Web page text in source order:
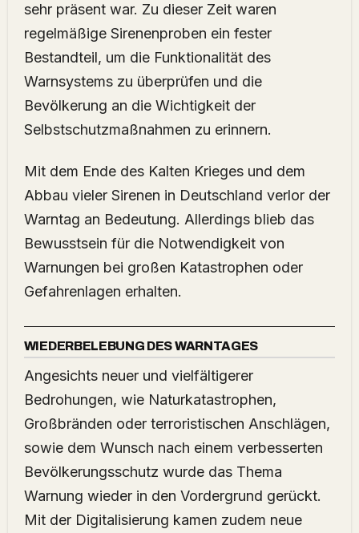
sehr präsent war. Zu dieser Zeit waren
regelmäßige Sirenenproben ein fester
Bestandteil, um die Funktionalität des
Warnsystems zu überprüfen und die
Bevölkerung an die Wichtigkeit der
Selbstschutzmaßnahmen zu erinnern.
Mit dem Ende des Kalten Krieges und dem
Abbau vieler Sirenen in Deutschland verlor der
Warntag an Bedeutung. Allerdings blieb das
Bewusstsein für die Notwendigkeit von
Warnungen bei großen Katastrophen oder
Gefahrenlagen erhalten.
WIEDERBELEBUNG DES WARNTAGES
Angesichts neuer und vielfältigerer
Bedrohungen, wie Naturkatastrophen,
Großbränden oder terroristischen Anschlägen,
sowie dem Wunsch nach einem verbesserten
Bevölkerungsschutz wurde das Thema
Warnung wieder in den Vordergrund gerückt.
Mit der Digitalisierung kamen zudem neue